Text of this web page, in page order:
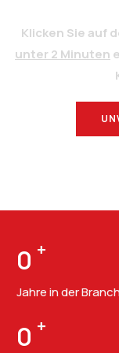
Klicken Sie auf
unter 2 Minuten
0 +
Jahre in der
0 +